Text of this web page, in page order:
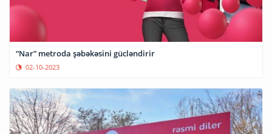
“Nar” metroda şəbəkəsini gücləndirir
02-10-2023